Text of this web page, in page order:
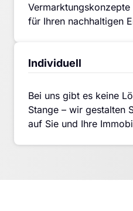
für Ihren nachhaltigen
Individuell
Bei uns gibt es keine
Stange – wir gestalten
auf Sie und Ihre